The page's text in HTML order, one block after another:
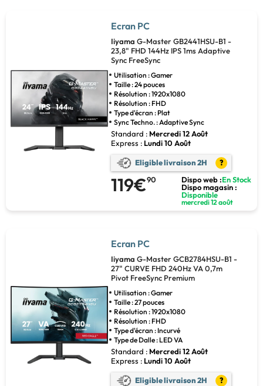
Ecran PC
Iiyama G-Master GB2441HSU-B1 -
23,8" FHD 144Hz IPS 1ms Adaptive
Sync FreeSync
Utilisation : Gamer
Taille : 24 pouces
Résolution : 1920x1080
Résolution : FHD
Type d'écran : Plat
Sync Techno. : Adaptive Sync
Standard : Mercredi 12 Août
Express : Lundi 10 Août
Eligible livraison 2H ?
119€90 Dispo web :En Stock
Dispo magasin :
Disponible
mercredi 12 août
Ecran PC
Iiyama G-Master GCB2784HSU-B1 -
27" CURVE FHD 240Hz VA 0,7m
Pivot FreeSync Premium
Utilisation : Gamer
Taille : 27 pouces
Résolution : 1920x1080
Résolution : FHD
Type d'écran : Incurvé
Type de Dalle : LED VA
Standard : Mercredi 12 Août
Express : Lundi 10 Août
Eligible livraison 2H ?